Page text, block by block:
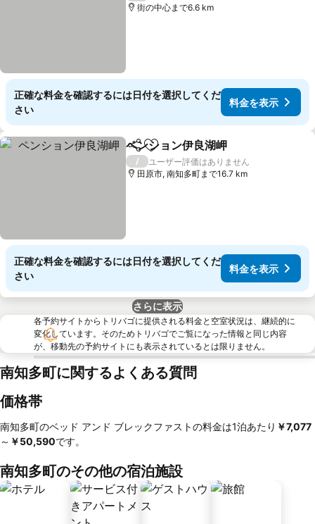
街の中心まで6.6 km
正確な料金を確認するには日付を選択してくだ
さい
料金を表示
シェアお気に入りに追加
ペンション伊良湖岬
/
ユーザー評価はありません
田原市, 南知多町まで16.7 km
正確な料金を確認するには日付を選択してくだ
さい
料金を表示
さらに表示
各予約サイトからトリバゴに提供される料金と空室状況は、継続的に
変化しています。そのためトリバゴでご覧になった情報と同じ内容
が、移動先の予約サイトにも表示されているとは限りません。
南知多町に関するよくある質問
価格帯
南知多町のベッド アンド ブレックファストの料金は1泊あたり ‎￥7,077
～ ‎￥50,590です。
南知多町のその他の宿泊施設